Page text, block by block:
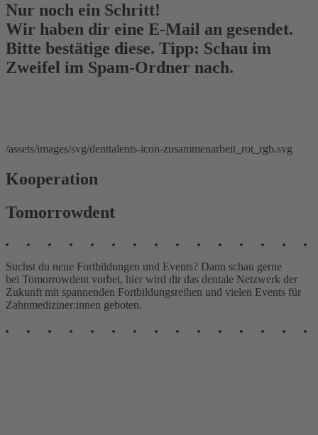
Nur noch ein Schritt!
Wir haben dir eine E-Mail an gesendet.
Bitte bestätige diese. Tipp: Schau im
Zweifel im Spam-Ordner nach.
/assets/images/svg/denttalents-icon-zusammenarbeit_rot_rgb.svg
Kooperation
Tomorrowdent
Suchst du neue Fortbildungen und Events? Dann schau gerne
bei Tomorrowdent vorbei, hier wird dir das dentale Netzwerk der
Zukunft mit spannenden Fortbildungsreihen und vielen Events für
Zahnmediziner:innen geboten.